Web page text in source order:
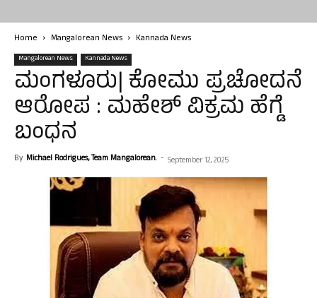
Home Mangalorean News Kannada News
Mangalorean News Kannada News
ಮಂಗಳೂರು| ಕೋಮು ಪ್ರಚೋದನೆ
ಆರೋಪ : ಮಹೇಶ್ ವಿಕ್ರಮ ಹೆಗ್ಡೆ
ಬಂಧನ
By Michael Rodrigues, Team Mangalorean. - September 12, 2025